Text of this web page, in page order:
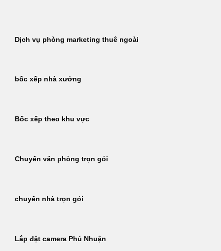
dungDịch vụ phòng marketing thuê ngoài
bốc xếp nhà xưởng
Bốc xếp theo khu vực
Chuyển văn phòng trọn gói
chuyển nhà trọn gói
Lắp đặt camera Phú Nhuận